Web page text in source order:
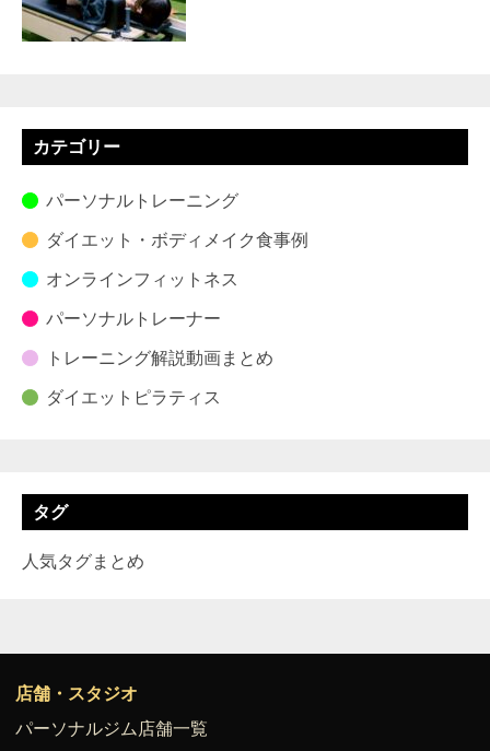
カテゴリー
パーソナルトレーニング
ダイエット・ボディメイク食事例
オンラインフィットネス
パーソナルトレーナー
トレーニング解説動画まとめ
ダイエットピラティス
タグ
人気タグまとめ
店舗・スタジオ
パーソナルジム店舗一覧